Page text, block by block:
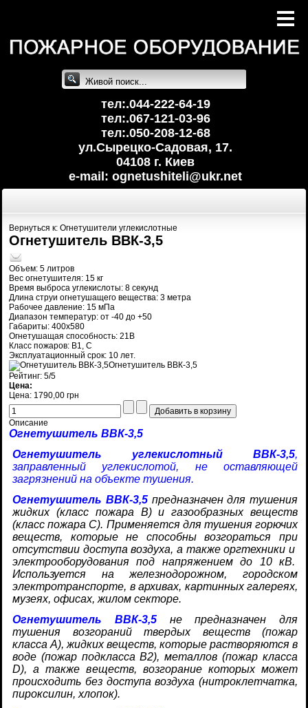
тел:.044-222-64-19
тел:.067-121-03-96
тел:.050-208-12-68
ул.Сырецко-Cадовая, 17.
04108 г. Киев
e-mail: ognetushiteli@ukr.net
Вернуться к: Огнетушители углекислотные
Огнетушитель ВВК-3,5
Объем: 5 литров
Вес огнетушителя: 15 кг
Время выброса углекислоты: 8 секунд
Длина струи огнетушащего вещества: 3 метра
Рабочее давление: 15 мПа
Диапазон температур: от -40 до +50
Габариты: 400х580
Огнетушащая способность: 21В
Класс пожаров: В1, С
Эксплуатационный срок: 10 лет.
Огнетушитель ВВК-3,5
Рейтинг: 5/5
Цена:
Цена: 1790,00 грн
Описание
Огнетушитель ВВК-3,5
Огнетушитель углекислотный ВВК-3,5,
заправленный углекислотой, не оставляющей
загрязнений на объекте тушения.
Огнетушитель ВВК-3,5предназначен для тушения
жидких (класс пожара В) и газообразных веществ
(класс пожара С). Применяется для тушения горючих
веществ, которые не способны возгораться при
отсутствии доступа воздуха, а также оргтехники и
электрооборудования под напряжением до 10 кВ.
Используется на железнодорожном, городском
электротранспорте, в архивах, картинных галереях,
музеях, офисах, жилом секторе.
Огнетушитель ВВК-3,5не предназначен для
тушения возгораний твердых веществ (пожар
класса А), жидких веществ, которые растворяются в
воде (пожар подкласса В2), металлов (пожар класса
D), а также веществ, возгорание которых может
происходить без доступа воздуха (нитроклетчатка,
пироксилин, хлопок).